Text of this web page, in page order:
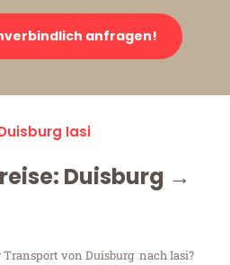
anfragen!
Iasi
Duisburg →
von Duisburg nach Iasi?